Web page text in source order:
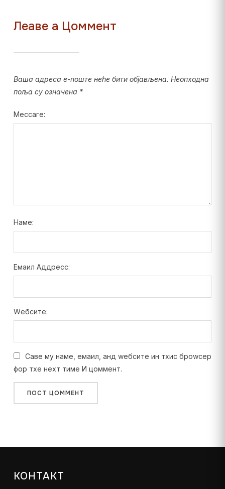
Леаве а Цоммент
Ваша адреса е-поште неће бити објављена. Неопходна
поља су означена *
Мессаге:
Наме:
Емаил Аддресс:
Wебсите:
Саве мy наме, емаил, анд wебсите ин тхис броwсер
фор тхе неxт тиме И цоммент.
КОНТАКТ